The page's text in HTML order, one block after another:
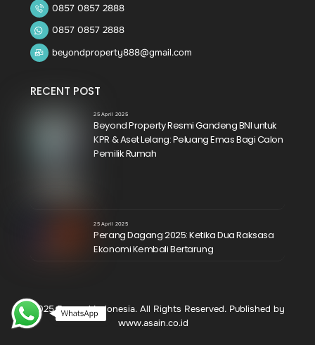
0857 0857 2888
0857 0857 2888
beyondproperty888@gmail.com
RECENT POST
25 April 2025
Beyond Property Resmi Gandeng BNI untuk
KPR & Aset Lelang: Peluang Emas Bagi Calon
Pemilik Rumah
25 April 2025
Perang Dagang 2025: Ketika Dua Raksasa
Ekonomi Kembali Bertarung
© 2025 Beyond Indonesia. All Rights Reserved. Published by
www.asain.co.id